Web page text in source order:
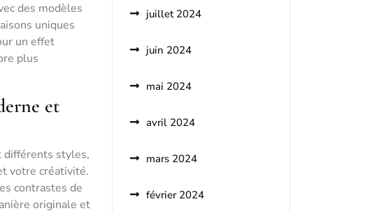
des modèles
uniques
un effet
plus
et
différents styles,
votre créativité.
contrastes de
originale et
juillet 2024
juin 2024
mai 2024
avril 2024
mars 2024
février 2024